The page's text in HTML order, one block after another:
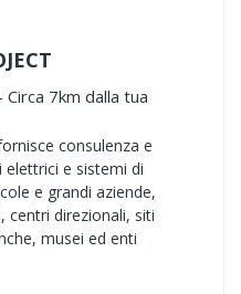
Circa 7km dalla tua
consulenza e
e sistemi di
e grandi aziende,
centri direzionali, siti
musei ed enti